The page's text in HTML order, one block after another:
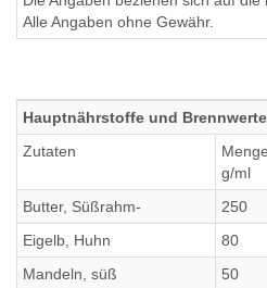
Alle Angaben ohne Gewähr.
Hauptnährstoffe und
Zutaten
Menge
g/ml
Butter, Süßrahm-
250
Eigelb, Huhn
80
Mandeln, süß
50